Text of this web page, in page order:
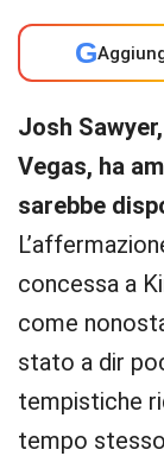
G
Josh
Vegas, ha
sarebbe
concessa a
come
stato a dir
tempistiche
tempo